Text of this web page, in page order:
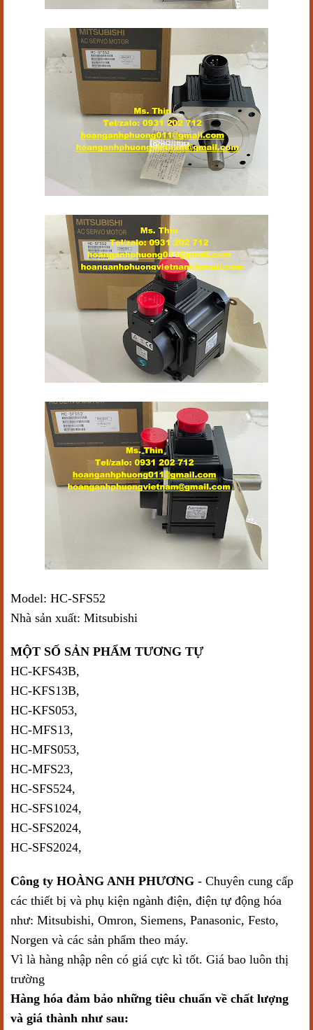
Model: HC-SFS52
Nhà sản xuất: Mitsubishi
MỘT SỐ SẢN PHẨM TƯƠNG TỰ
HC-KFS43B,
HC-KFS13B,
HC-KFS053,
HC-MFS13,
HC-MFS053,
HC-MFS23,
HC-SFS524,
HC-SFS1024,
HC-SFS2024,
HC-SFS2024,
Công ty HOÀNG ANH PHƯƠNG - Chuyên cung cấp
các thiết bị và phụ kiện ngành điện, điện tự động hóa
như: Mitsubishi, Omron, Siemens, Panasonic, Festo,
Norgen và các sản phẩm theo máy.
Vì là hàng nhập nên có giá cực kì tốt. Giá bao luôn thị
trường
Hàng hóa đảm bảo những tiêu chuẩn về chất lượng
và giá thành như sau: